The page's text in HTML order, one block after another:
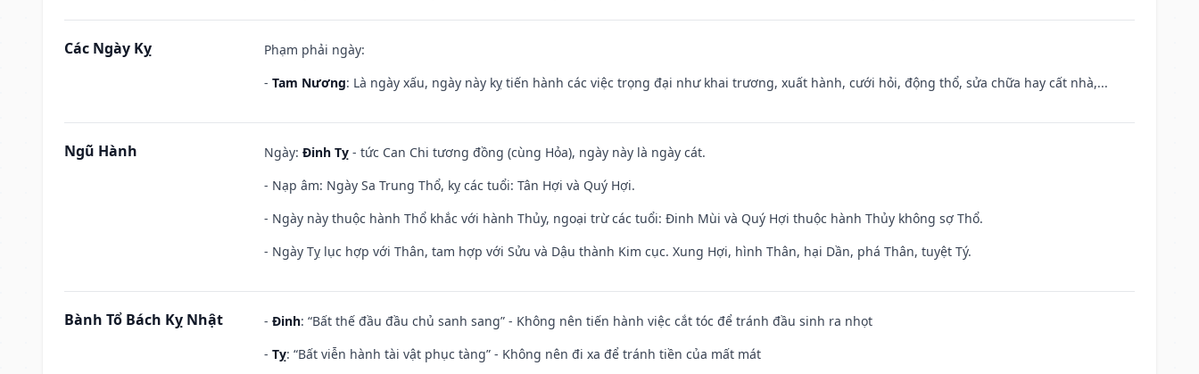
Các Ngày Kỵ
Phạm phải ngày:
- Tam Nương: Là ngày xấu, ngày này kỵ tiến hành các việc trọng đại như khai trương, xuất hành, cưới hỏi, động thổ, sửa chữa hay cất nhà,...
Ngũ Hành Ngày: Đinh Tỵ - tức Can Chi tương đồng (cùng Hỏa), ngày này là ngày cát.
- Nạp âm: Ngày Sa Trung Thổ, kỵ các tuổi: Tân Hợi và Quý Hợi.
- Ngày này thuộc hành Thổ khắc với hành Thủy, ngoại trừ các tuổi: Đinh Mùi và Quý Hợi thuộc hành Thủy không sợ Thổ.
- Ngày Tỵ lục hợp với Thân, tam hợp với Sửu và Dậu thành Kim cục. Xung Hợi, hình Thân, hại Dần, phá Thân, tuyệt Tý.
Bành Tổ Bách Kỵ Nhật - Đinh: “Bất thế đầu đầu chủ sanh sang” - Không nên tiến hành việc cắt tóc để tránh đầu sinh ra nhọt
- Tỵ: “Bất viễn hành tài vật phục tàng” - Không nên đi xa để tránh tiền của mất mát